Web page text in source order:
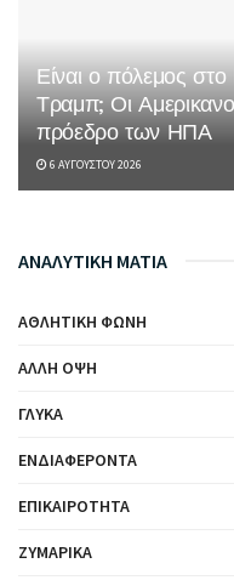
Είναι ο πόλεμος
Τραμπ; Οι
πρόεδρο των ΗΠΑ
6 ΑΥΓΟΎΣΤΟΥ 2026
ΑΝΑΛΥΤΙΚΗ ΜΑΤΙΑ
ΑΘΛΗΤΙΚΉ ΦΩΝΉ
ΆΛΛΗ ΌΨΗ
ΓΛΥΚΆ
ΕΝΔΙΑΦΈΡΟΝΤΑ
ΕΠΙΚΑΙΡΌΤΗΤΑ
ΖΥΜΑΡΙΚΆ